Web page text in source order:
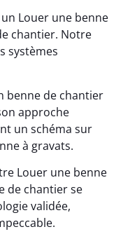
Louer une benne
chantier. Notre
systèmes
benne de chantier
approche
un schéma sur
à gravats.
Louer une benne
de chantier se
validée,